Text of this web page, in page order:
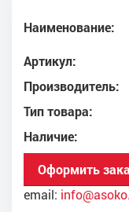
Наименование:
Артикул:
Производитель:
Тип товара:
Наличие:
Оформить
email: